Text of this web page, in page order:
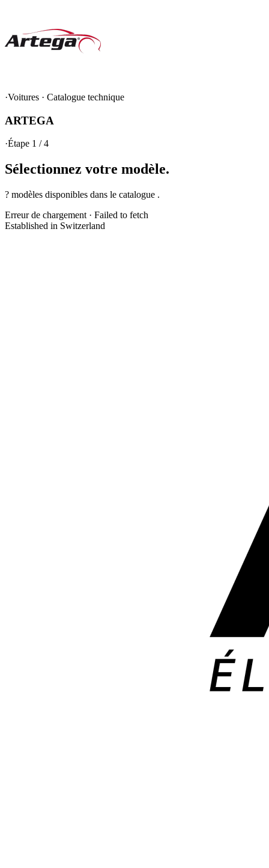
·Voitures · Catalogue technique
ARTEGA
·Étape 1 / 4
Sélectionnez votre modèle.
? modèles disponibles dans le catalogue .
Erreur de chargement · Failed to fetch
Established in Switzerland